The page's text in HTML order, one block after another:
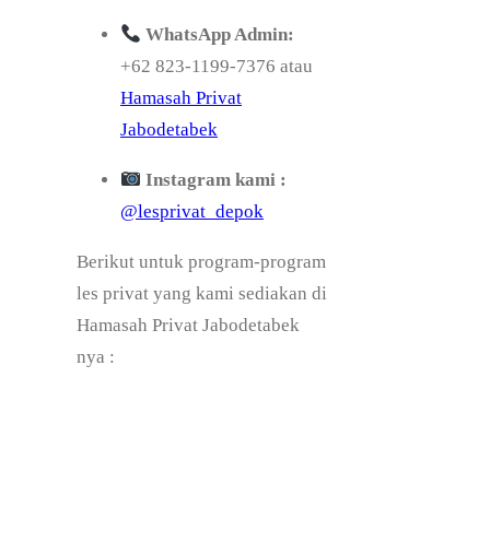
WhatsApp Admin:
+62 823-1199-7376 atau
Hamasah Privat
Jabodetabek
Instagram kami :
@lesprivat_depok
Berikut untuk program-program
les privat yang kami sediakan di
Hamasah Privat Jabodetabek
nya :